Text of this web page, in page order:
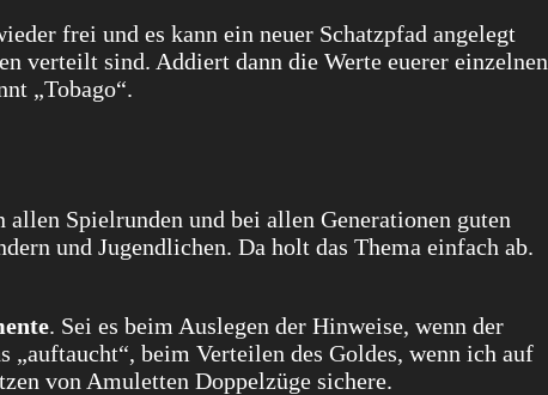
frei und es kann ein neuer Schatzpfad angelegt
verteilt sind. Addiert dann die Werte euerer einzelnen
„Tobago“.
allen Spielrunden und bei allen Generationen guten
und Jugendlichen. Da holt das Thema einfach ab.
. Sei es beim Auslegen der Hinweise, wenn der
„auftaucht“, beim Verteilen des Goldes, wenn ich auf
von Amuletten Doppelzüge sichere.